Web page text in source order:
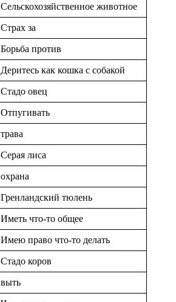
Сельскохозяйственное животное
Страх за
Борьба против
Деритесь как кошка с собакой
Стадо овец
Отпугивать
трава
Серая лиса
охрана
Гренландский тюлень
Иметь что-то общее
Имею право что-то делать
Стадо коров
выть